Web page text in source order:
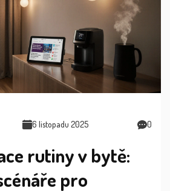
6 listopadu 2025 0
rutiny v bytě:
pro